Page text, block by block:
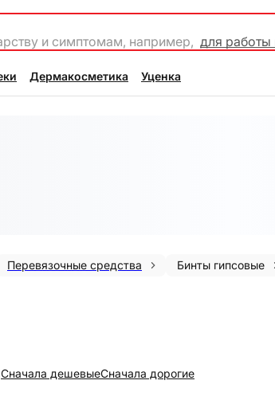
и симптомам, например, для работы
Дермакосметика Уценка
Перевязочные средства Бинты гипсовые
Cначала дешевыеCначала дорогие